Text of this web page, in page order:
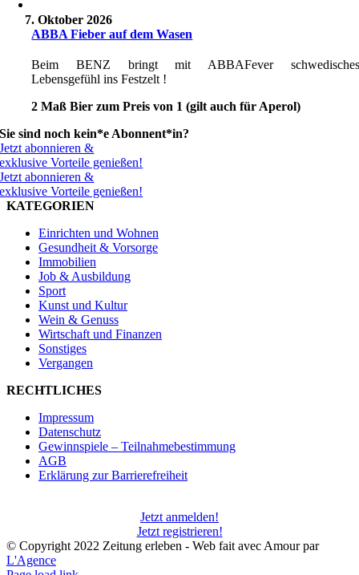
7. Oktober 2026
ABBA Fieber auf dem Wasen
Beim BENZ bringt mit ABBAFever schwedisches
Lebensgefühl ins Festzelt !
2 Maß Bier zum Preis von 1 (gilt auch für Aperol)
Sie sind noch kein*e Abonnent*in?
Jetzt abonnieren &
exklusive Vorteile genießen!
Jetzt abonnieren &
exklusive Vorteile genießen!
KATEGORIEN
Einrichten und Wohnen
Gesundheit & Vorsorge
Immobilien
Job & Ausbildung
Sport
Kunst und Kultur
Wein & Genuss
Wirtschaft und Finanzen
Sonstiges
Vergangen
RECHTLICHES
Impressum
Datenschutz
Gewinnspiele – Teilnahmebestimmung
AGB
Erklärung zur Barrierefreiheit
Jetzt anmelden!
Jetzt registrieren!
© Copyright 2022 Zeitung erleben - Web fait avec Amour par
L'Agence